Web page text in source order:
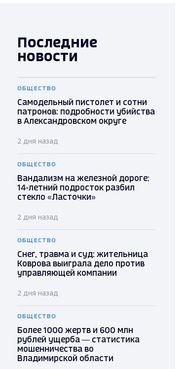
Последние
новости
ОБЩЕСТВО
Самодельный пистолет и сотни
патронов: подробности убийства
в Александровском округе
2 дня назад
ОБЩЕСТВО
Вандализм на железной дороге:
14-летний подросток разбил
стекло «Ласточки»
2 дня назад
ОБЩЕСТВО
Снег, травма и суд: жительница
Коврова выиграла дело против
управляющей компании
2 дня назад
ОБЩЕСТВО
Более 1000 жертв и 600 млн
рублей ущерба — статистика
мошенничества во
Владимирской области